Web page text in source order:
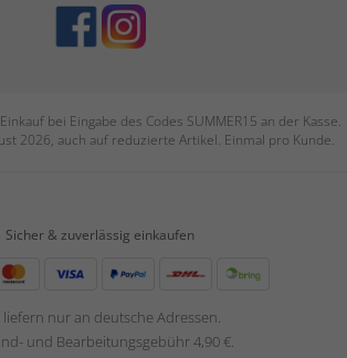
bei Eingabe des Codes SUMMER15 an der Kasse.
2026, auch auf reduzierte Artikel. Einmal pro Kunde.
Sicher & zuverlässig einkaufen
liefern nur an deutsche Adressen.
und Bearbeitungsgebühr 4,90 €.